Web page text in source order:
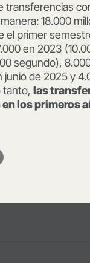
transferencias
18.000
el primer
en 2023
segundo),
junio de 2025 y
tanto, las
los primeros